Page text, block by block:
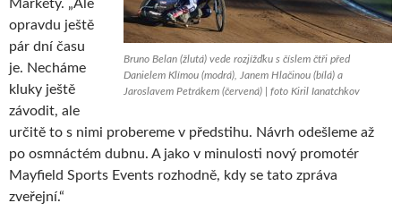
Bruno Belan (žlutá) vede rozjížďku s číslem čtři před
Danielem Klímou (modrá), Janem Hlačinou (bílá) a
Jaroslavem Petrákem (červená) | foto Kiril Ianatchkov
Markéty. „Ale
opravdu ještě
pár dní času
je. Necháme
kluky ještě
závodit, ale
určitě to s nimi probereme v předstihu. Návrh odešleme až
po osmnáctém dubnu. A jako v minulosti nový promotér
Mayfield Sports Events rozhodně, kdy se tato zpráva
zveřejní.“